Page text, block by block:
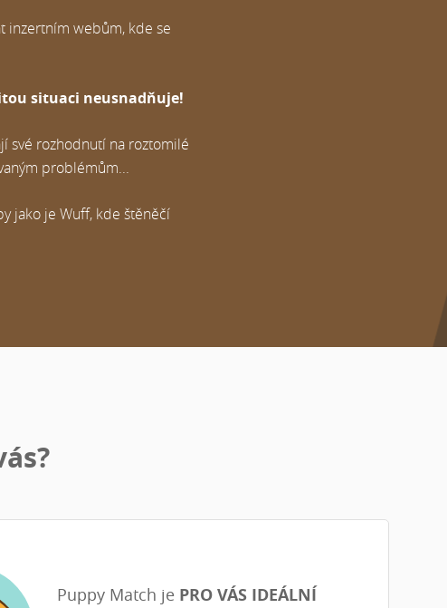
inzertním webům, kde se
situaci neusnadňuje!
své rozhodnutí na roztomilé
problémům...
jako je Wuff, kde štěněčí
Puppy Match je PRO VÁS IDEÁLNÍ